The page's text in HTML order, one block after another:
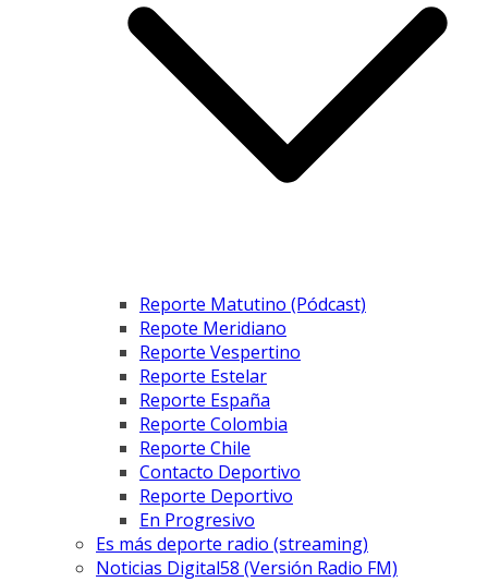
Reporte Matutino (Pódcast)
Repote Meridiano
Reporte Vespertino
Reporte Estelar
Reporte España
Reporte Colombia
Reporte Chile
Contacto Deportivo
Reporte Deportivo
En Progresivo
Es más deporte radio (streaming)
Noticias Digital58 (Versión Radio FM)